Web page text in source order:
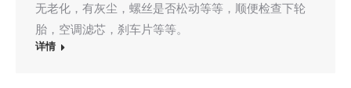
无老化，有灰尘，螺丝是否松动等等，顺便检查下轮
胎，空调滤芯，刹车片等等。
详情